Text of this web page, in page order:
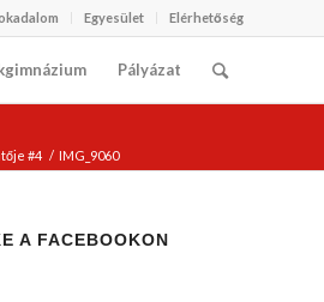
Egyesület Elérhetőség
Pályázat
#4 / IMG_9060
A FACEBOOKON